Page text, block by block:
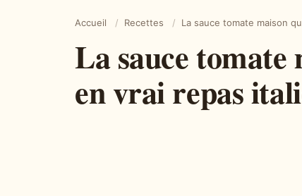
Accueil / Recettes / La sauce tomate maison
La sauce
en vrai repas